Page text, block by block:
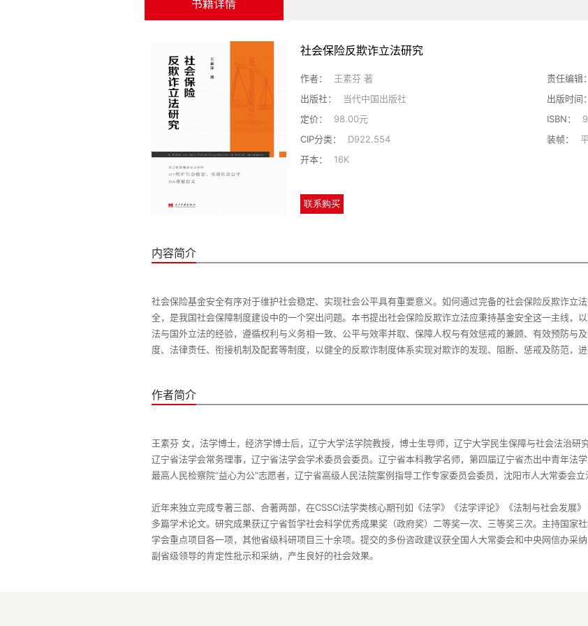
书籍详情
社会保险反欺诈立法研究
作者： 王素芬 著 责任编辑：
出版社：
当代中国出版社 出版时间：
定价：
98.00元 ISBN：
CIP分类：
D922.554 装帧：
开本：
16K
联系购买
内容简介
社会保险基金安全有序对于维护社会稳定、实现社会公平具有重要意义。如何通过完备的社会保险反欺诈立
全，是我国社会保障制度建设中的一个突出问题。本书提出社会保险反欺诈立法应秉持基金安全这一主线，
法与国外立法的经验，遵循权利与义务相一致、公平与效率并取、保障人权与有效惩戒的兼顾、有效预防与
作者简介
王素芬 女，法学博士，经济学博士后，辽宁大学法学院教授，博士生导师，辽宁大学民生保障与社会法治研
辽宁省法学会常务理事，辽宁省法学会学术委员会委员。辽宁省本科教学名师，第四届辽宁省杰出中青年法
最高人民检察院“益心为公”志愿者，辽宁省高级人民法院案例指导工作专家委员会委员，沈阳市人大常委会立
近年来独立完成专著三部、合著两部，在CSSCI法学类核心期刊如《法学》《法学评论》《法制与社会发展
多篇学术论文。研究成果获辽宁省哲学社会科学优秀成果奖（政府奖）二等奖一次、三等奖三次。主持国家
学会重点项目各一项，其他省级科研项目三十余项。提交的多份咨政建议获全国人大常委会和中央网信办采